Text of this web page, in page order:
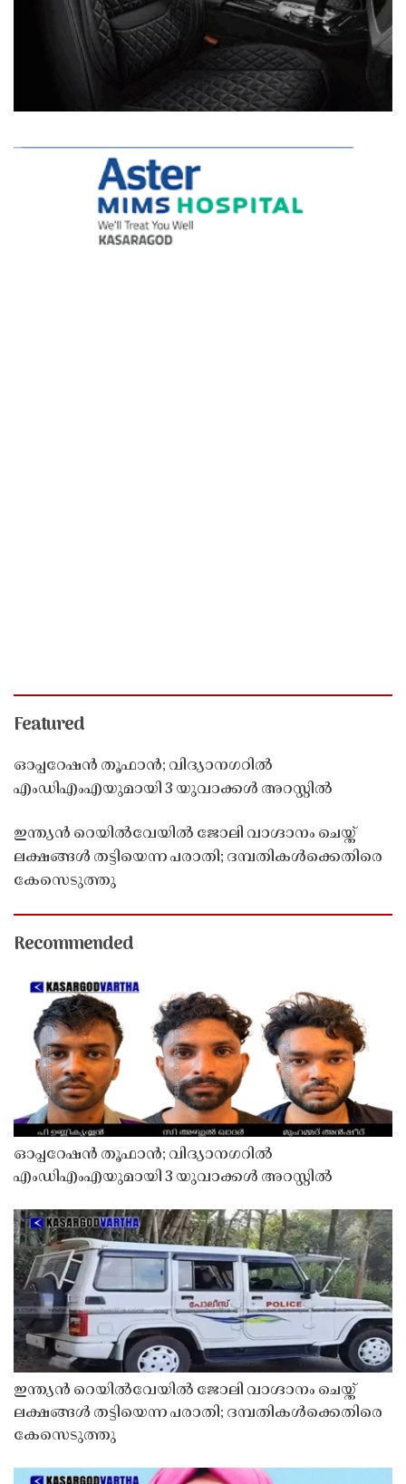
Featured
ഓപ്പറേഷൻ തൂഫാൻ; വിദ്യാനഗറിൽ
എംഡിഎംഎയുമായി 3 യുവാക്കൾ അറസ്റ്റിൽ
ഇന്ത്യൻ റെയിൽവേയിൽ ജോലി വാഗ്ദാനം ചെയ്ത്
ലക്ഷങ്ങൾ തട്ടിയെന്ന പരാതി; ദമ്പതികൾക്കെതിരെ
കേസെടുത്തു
Recommended
ഓപ്പറേഷൻ തൂഫാൻ; വിദ്യാനഗറിൽ
എംഡിഎംഎയുമായി 3 യുവാക്കൾ അറസ്റ്റിൽ
ഇന്ത്യൻ റെയിൽവേയിൽ ജോലി വാഗ്ദാനം ചെയ്ത്
ലക്ഷങ്ങൾ തട്ടിയെന്ന പരാതി; ദമ്പതികൾക്കെതിരെ
കേസെടുത്തു